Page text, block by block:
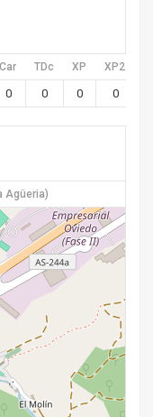
Car TDc XP XP2
0 0 0 0
Agüeria)